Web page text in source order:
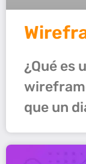
¿Qué es
que un